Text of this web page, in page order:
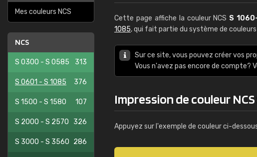
Mes couleurs NCS
NCS
S 0300 - S 0585 313
S 0601 - S 1085 376
S 1500 - S 1580 107
S 2000 - S 2570 326
S 3000 - S 3560 286
Cette page affiche la couleur NCS S
1085, qui fait partie du système de couleurs
Sur ce site, vous pouvez créer vos
Vous n'avez pas encore de compte?
Impression de couleur
Appuyez sur l'exemple de couleur ci-